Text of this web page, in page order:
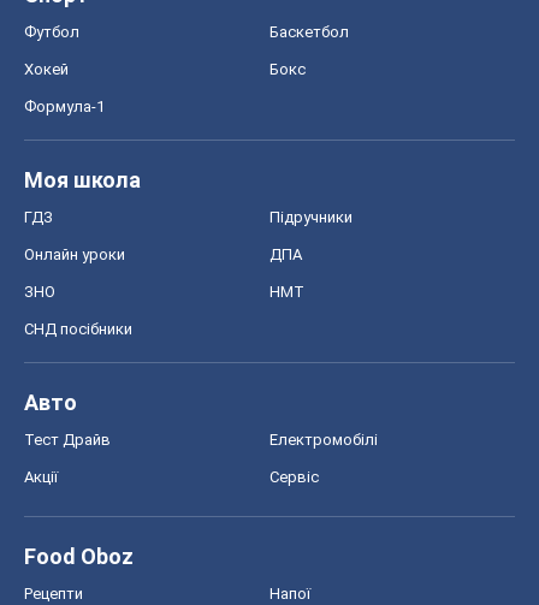
Футбол Баскетбол
Хокей Бокс
Формула-1
Моя школа
ГДЗ Підручники
Онлайн уроки ДПА
ЗНО НМТ
СНД посібники
Авто
Тест Драйв Електромобілі
Акції Сервіс
Food Oboz
Рецепти Напої